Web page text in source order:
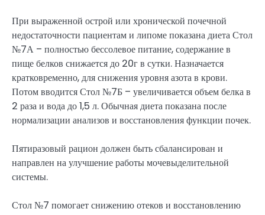
При выраженной острой или хронической почечной
недостаточности пациентам и липоме показана диета Стол
№7А – полностью бессолевое питание, содержание в
пище белков снижается до 20г в сутки. Назначается
кратковременно, для снижения уровня азота в крови.
Потом вводится Стол №7Б – увеличивается объем белка в
2 раза и вода до 1,5 л. Обычная диета показана после
нормализации анализов и восстановления функции почек.
Пятиразовый рацион должен быть сбалансирован и
направлен на улучшение работы мочевыделительной
системы.
Стол №7 помогает снижению отеков и восстановлению